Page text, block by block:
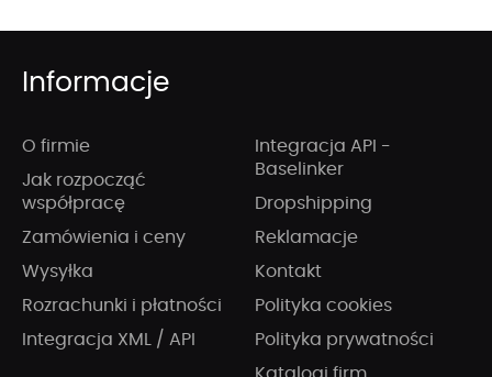
Informacje
O firmie
Jak rozpocząć
współpracę
Zamówienia i ceny
Wysyłka
Rozrachunki i płatności
Integracja XML / API
Integracja API -
Baselinker
Dropshipping
Reklamacje
Kontakt
Polityka cookies
Polityka prywatności